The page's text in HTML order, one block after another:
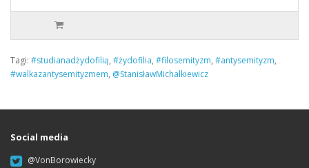
Tagi: #studianadżydofilią, #żydofilia, #filosemityzm, #antysemityzm,
#walkazantysemityzmem, @StanisławMichalkiewicz
Social media
@VonBorowiecky